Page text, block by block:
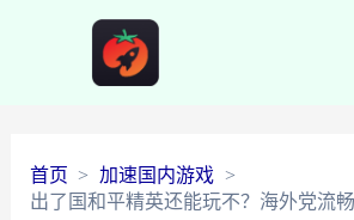
首页
加速国内游戏
出了国和平精英还能玩不？海外党流